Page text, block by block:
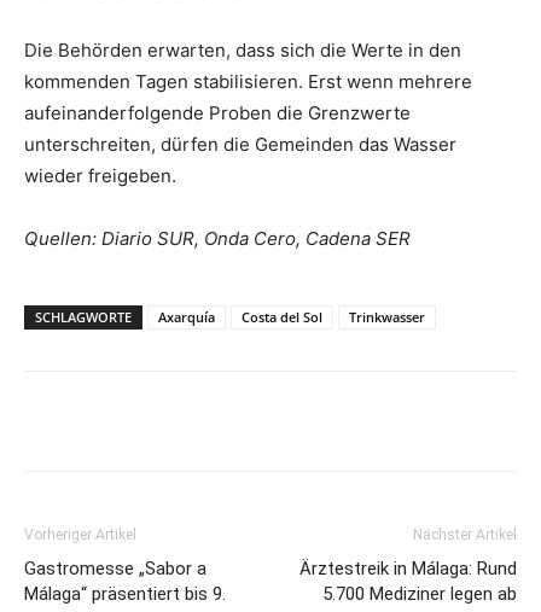
Die Behörden erwarten, dass sich die Werte in den
kommenden Tagen stabilisieren. Erst wenn mehrere
aufeinanderfolgende Proben die Grenzwerte
unterschreiten, dürfen die Gemeinden das Wasser
wieder freigeben.
Quellen: Diario SUR, Onda Cero, Cadena SER
SCHLAGWORTE Axarquía Costa del Sol Trinkwasser
Vorheriger Artikel
Gastromesse „Sabor a
Málaga“ präsentiert bis 9.
Nächster Artikel
Ärztestreik in Málaga: Rund
5.700 Mediziner legen ab